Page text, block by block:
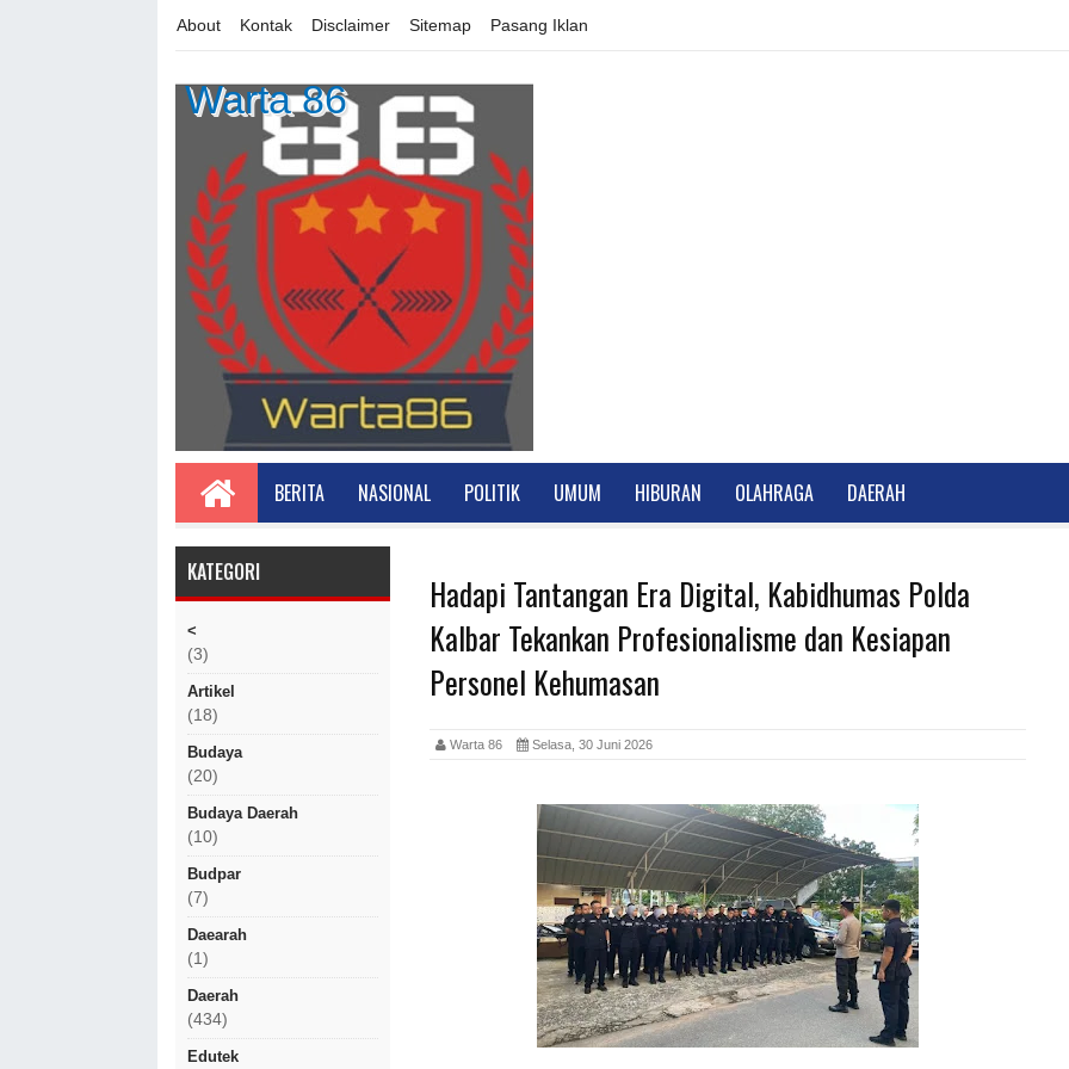
About Kontak Disclaimer Sitemap Pasang Iklan
Warta 86
BERITA NASIONAL POLITIK UMUM HIBURAN OLAHRAGA DAERAH
KATEGORI
<
(3)
Artikel
(18)
Budaya
(20)
Budaya Daerah
(10)
Budpar
(7)
Daearah
(1)
Daerah
(434)
Edutek
Hadapi Tantangan Era Digital, Kabidhumas Polda
Kalbar Tekankan Profesionalisme dan Kesiapan
Personel Kehumasan
Warta 86 Selasa, 30 Juni 2026